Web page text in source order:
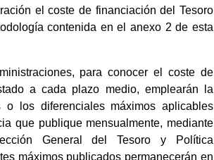
el coste de financiación del Tesoro
contenida en el anexo 2 de esta
para conocer el coste de
a cada plazo medio, emplearán la
los diferenciales máximos aplicables
que publique mensualmente, mediante
General del Tesoro y Política
máximos publicados permanecerán en